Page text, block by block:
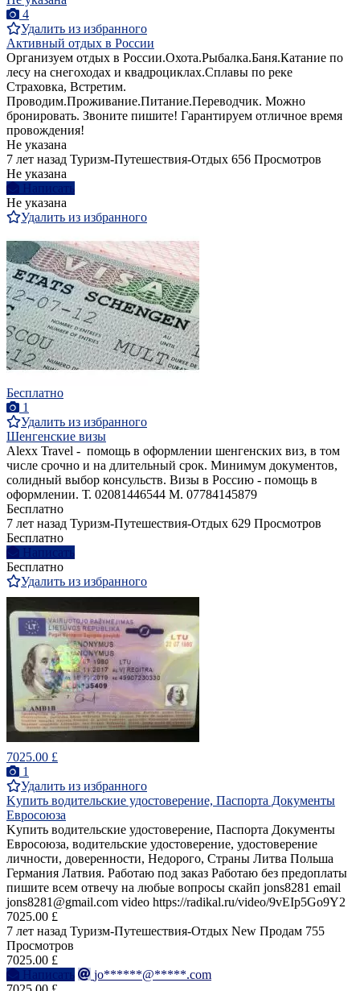
4
Удалить из избранного
Активный отдых в России
Организуем отдых в России.Охота.Рыбалка.Баня.Катание по
лесу на снегоходах и квадроциклах.Сплавы по реке
Страховка, Встретим.
Проводим.Проживание.Питание.Переводчик. Можно
бронировать. Звоните пишите! Гарантируем отличное время
провождения!
Не указана
7 лет назад Туризм-Путешествия-Отдых 656 Просмотров
Не указана
Написать
Не указана
Удалить из избранного
Бесплатно
1
Удалить из избранного
Шенгенские визы
Alexx Travel - помощь в оформлении шенгенских виз, в том
числе срочно и на длительный срок. Минимум документов,
солидный выбор консульств. Визы в Россию - помощь в
оформлении. Т. 02081446544 М. 07784145879
Бесплатно
7 лет назад Туризм-Путешествия-Отдых 629 Просмотров
Бесплатно
Написать
Бесплатно
Удалить из избранного
7025.00 £
1
Удалить из избранного
Kупить водительские удостоверение, Паспорта Документы
Евросоюза
Kупить водительские удостоверение, Паспорта Документы
Евросоюза, водительские удостоверение, удостоверение
личности, доверенности, Недорого, Страны Литва Польша
Германия Латвия. Работаю под заказ Работаю без предоплаты
пишите всем отвечу на любые вопросы скайп jons8281 email
jons8281@gmail.com video https://radikal.ru/video/9vEIp5Go9Y2
7025.00 £
7 лет назад Туризм-Путешествия-Отдых New Продам 755
Просмотров
7025.00 £
Написать
jo******@*****.com